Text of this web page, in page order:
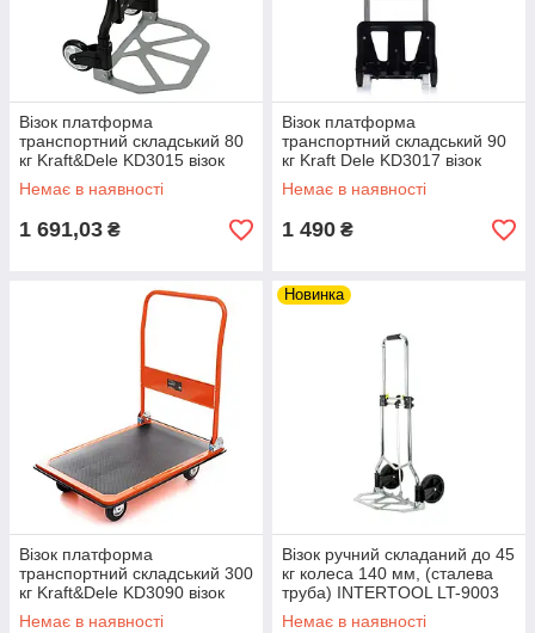
Візок платформа
транспортний складський 80
кг Kraft&Dele KD3015 візок
платформний riven
Немає в наявності
1 691,03 ₴
Візок платформа
транспортний складський 90
кг Kraft Dele KD3017 візок
платформний riven
Немає в наявності
1 490 ₴
Візок платформа
транспортний складський 300
кг Kraft&Dele KD3090 візок
платформний riven
Немає в наявності
Новинка
Візок ручний складаний до 45
кг колеса 140 мм, (сталева
труба) INTERTOOL LT-9003
Ручні візки riven
Немає в наявності